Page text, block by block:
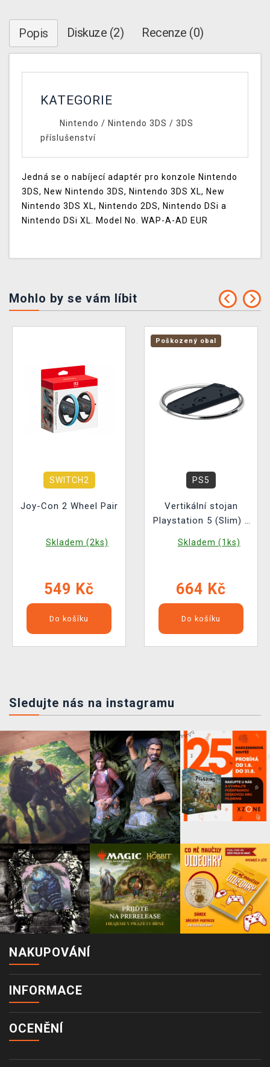
Popis Diskuze (2) Recenze (0)
KATEGORIE
Nintendo / Nintendo 3DS / 3DS
příslušenství
Jedná se o nabíjecí adaptér pro konzole Nintendo
3DS, New Nintendo 3DS, Nintendo 3DS XL, New
Nintendo 3DS XL, Nintendo 2DS, Nintendo DSi a
Nintendo DSi XL. Model No. WAP-A-AD EUR
Mohlo by se vám líbit
SWITCH2
Joy-Con 2 Wheel Pair
Skladem (2ks)
549 Kč
Do košíku
Poškozený obal
PS5
Vertikální stojan
Playstation 5 (Slim) -
obal)
Skladem (1ks)
664 Kč
Do košíku
Sledujte nás na instagramu
NAKUPOVÁNÍ
INFORMACE
OCENĚNÍ